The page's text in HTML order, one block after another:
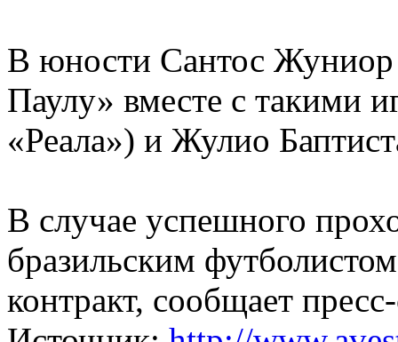
В юности Сантос Жуниор
Паулу» вместе с такими
«Реала») и Жулио
В случае успешного
бразильским
контракт, сообщает